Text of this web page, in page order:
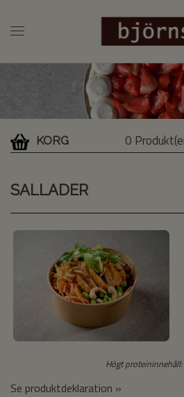
KORG 0
SALLADER
Högt proteininnehåll:
Se produktdeklaration »